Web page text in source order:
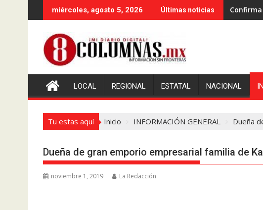
al
miércoles, agosto 5, 2026 Últimas noticias Confirma
LOCAL REGIONAL ESTATAL NACIONAL
Tu estas aquí Inicio INFORMACIÓN GENERAL Dueña
Dueña de gran emporio empresarial familia de
noviembre 1, 2019 La Redacción